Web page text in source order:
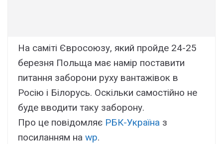
На саміті Євросоюзу, який пройде 24-25
березня Польща має намір поставити
питання заборони руху вантажівок в
Росію і Білорусь. Оскільки самостійно не
буде вводити таку заборону.
Про це повідомляє РБК-Україна з
посиланням на wp.